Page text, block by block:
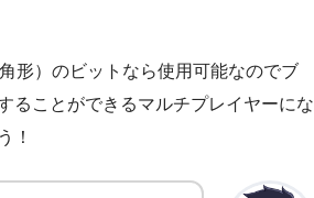
形）のビットなら使用可能なのでブ
ることができるマルチプレイヤーにな
！